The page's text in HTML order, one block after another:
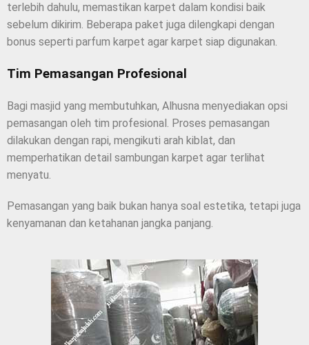
terlebih dahulu, memastikan karpet dalam kondisi baik
sebelum dikirim. Beberapa paket juga dilengkapi dengan
bonus seperti parfum karpet agar karpet siap digunakan.
Tim Pemasangan Profesional
Bagi masjid yang membutuhkan, Alhusna menyediakan opsi
pemasangan oleh tim profesional. Proses pemasangan
dilakukan dengan rapi, mengikuti arah kiblat, dan
memperhatikan detail sambungan karpet agar terlihat
menyatu.
Pemasangan yang baik bukan hanya soal estetika, tetapi juga
kenyamanan dan ketahanan jangka panjang.